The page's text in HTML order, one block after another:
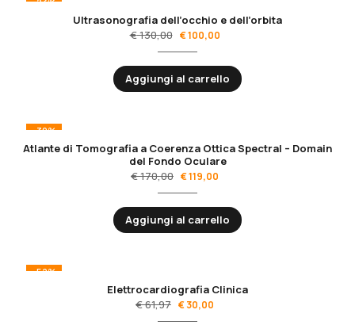
Ultrasonografia dell’occhio e dell’orbita
€130,00 €100,00
Aggiungi al carrello
-30%
Atlante di Tomografia a Coerenza Ottica Spectral – Domain
del Fondo Oculare
€170,00 €119,00
Aggiungi al carrello
-52%
Elettrocardiografia Clinica
€61,97 €30,00